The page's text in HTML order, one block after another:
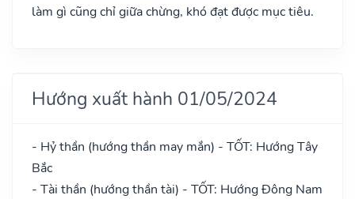
làm gì cũng chỉ giữa chừng, khó đạt được mục tiêu.
Hướng xuất hành 01/05/2024
- Hỷ thần (hướng thần may mắn) - TỐT: Hướng Tây
Bắc
- Tài thần (hướng thần tài) - TỐT: Hướng Đông Nam